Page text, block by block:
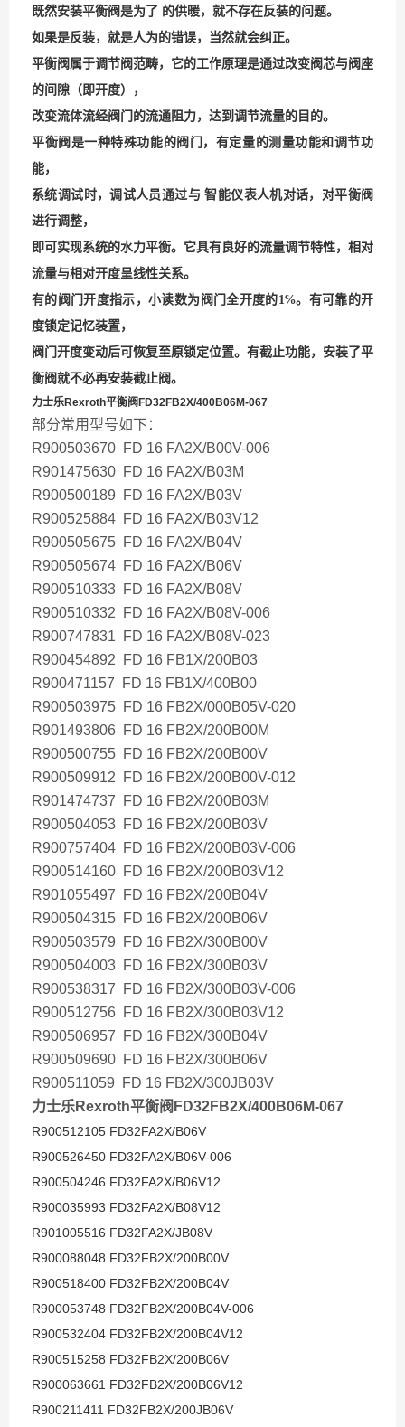
既然安装平衡阀是为了 的供暖，就不存在反装的问题。
如果是反装，就是人为的错误，当然就会纠正。
平衡阀属于调节阀范畴，它的工作原理是通过改变阀芯与阀座
的间隙（即开度），
改变流体流经阀门的流通阻力，达到调节流量的目的。
平衡阀是一种特殊功能的阀门，有定量的测量功能和调节功
能，
系统调试时，调试人员通过与 智能仪表人机对话，对平衡阀
进行调整，
即可实现系统的水力平衡。它具有良好的流量调节特性，相对
流量与相对开度呈线性关系。
有的阀门开度指示，小读数为阀门全开度的1℅。有可靠的开
度锁定记忆装置，
阀门开度变动后可恢复至原锁定位置。有截止功能，安装了平
衡阀就不必再安装截止阀。
力士乐Rexroth平衡阀FD32FB2X/400B06M-067
部分常用型号如下：
R900503670 FD 16 FA2X/B00V-006
R901475630 FD 16 FA2X/B03M
R900500189 FD 16 FA2X/B03V
R900525884 FD 16 FA2X/B03V12
R900505675 FD 16 FA2X/B04V
R900505674 FD 16 FA2X/B06V
R900510333 FD 16 FA2X/B08V
R900510332 FD 16 FA2X/B08V-006
R900747831 FD 16 FA2X/B08V-023
R900454892 FD 16 FB1X/200B03
R900471157 FD 16 FB1X/400B00
R900503975 FD 16 FB2X/000B05V-020
R901493806 FD 16 FB2X/200B00M
R900500755 FD 16 FB2X/200B00V
R900509912 FD 16 FB2X/200B00V-012
R901474737 FD 16 FB2X/200B03M
R900504053 FD 16 FB2X/200B03V
R900757404 FD 16 FB2X/200B03V-006
R900514160 FD 16 FB2X/200B03V12
R901055497 FD 16 FB2X/200B04V
R900504315 FD 16 FB2X/200B06V
R900503579 FD 16 FB2X/300B00V
R900504003 FD 16 FB2X/300B03V
R900538317 FD 16 FB2X/300B03V-006
R900512756 FD 16 FB2X/300B03V12
R900506957 FD 16 FB2X/300B04V
R900509690 FD 16 FB2X/300B06V
R900511059 FD 16 FB2X/300JB03V
力士乐Rexroth平衡阀FD32FB2X/400B06M-067
R900512105 FD32FA2X/B06V
R900526450 FD32FA2X/B06V-006
R900504246 FD32FA2X/B06V12
R900035993 FD32FA2X/B08V12
R901005516 FD32FA2X/JB08V
R900088048 FD32FB2X/200B00V
R900518400 FD32FB2X/200B04V
R900053748 FD32FB2X/200B04V-006
R900532404 FD32FB2X/200B04V12
R900515258 FD32FB2X/200B06V
R900063661 FD32FB2X/200B06V12
R900211411 FD32FB2X/200JB06V